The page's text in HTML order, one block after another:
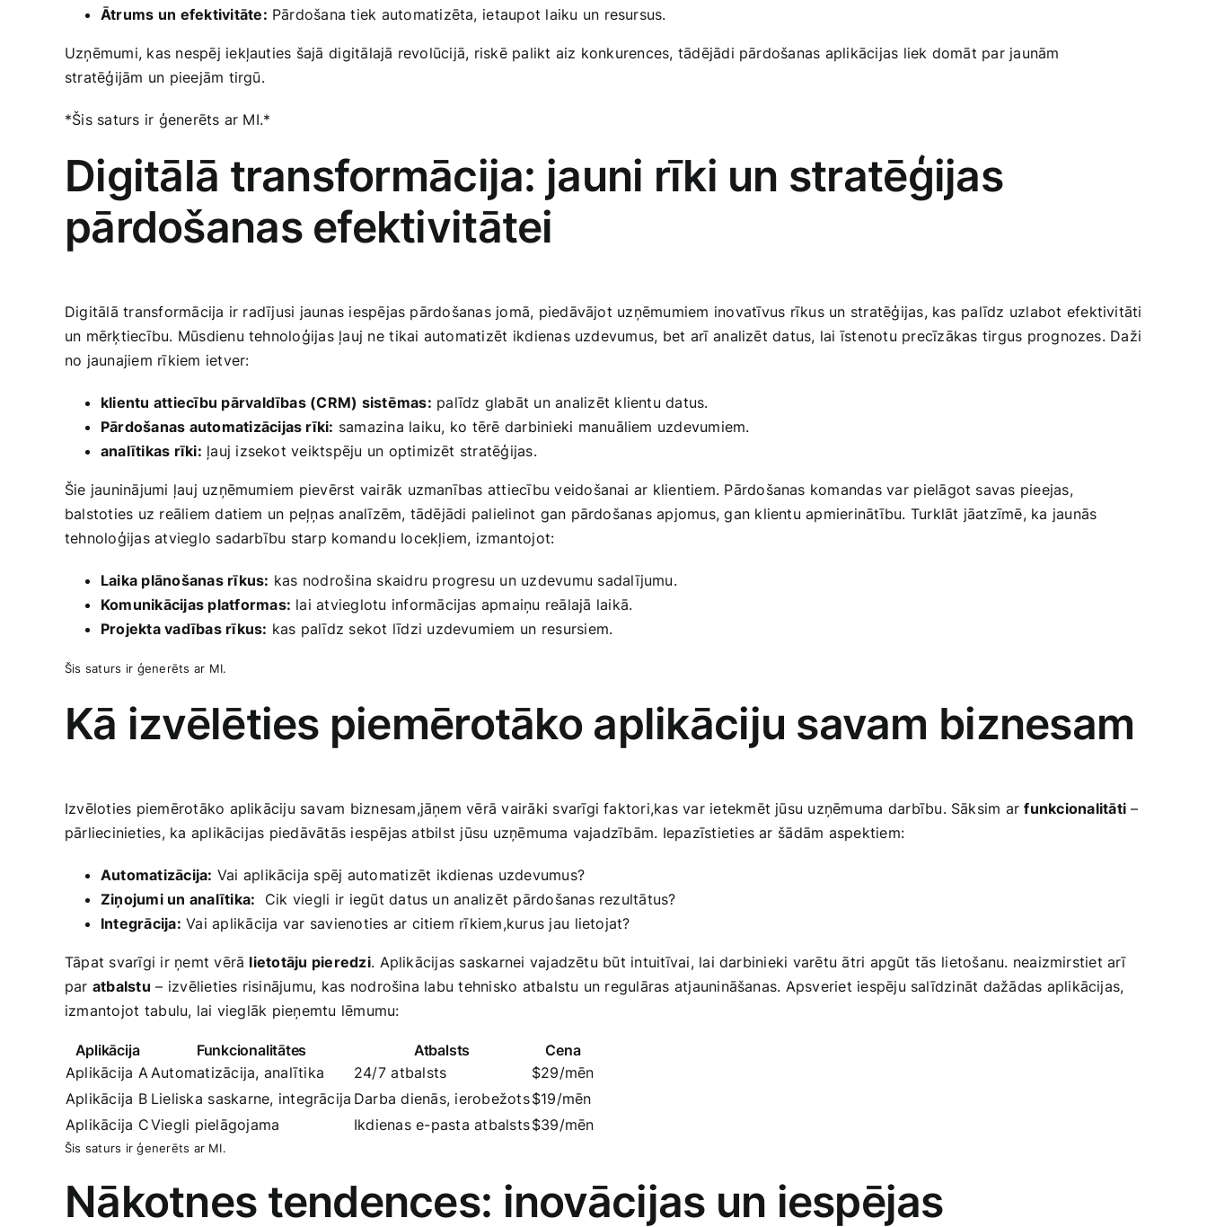
Ātrums un ⁢efektivitāte: Pārdošana tiek automatizēta, ⁤ietaupot laiku un​ resursus.
Uzņēmumi, kas nespēj iekļauties šajā ⁢digitālajā revolūcijā, riskē ‌palikt aiz konkurences, tādējādi pārdošanas ‍aplikācijas liek domāt par​ jaunām
stratēģijām un pieejām tirgū.
*Šis ‌saturs ir​ ģenerēts ar MI.*
Digitālā transformācija: jauni rīki un stratēģijas
pārdošanas ​efektivitātei
Digitālā‍ transformācija ‍ir radījusi jaunas iespējas pārdošanas jomā, piedāvājot uzņēmumiem ‍inovatīvus ⁢rīkus un ‍stratēģijas, kas ⁢palīdz uzlabot​ efektivitāti
un​ mērķtiecību. Mūsdienu tehnoloģijas ļauj ne ⁤tikai automatizēt ⁢ikdienas uzdevumus, bet ⁢arī ⁢analizēt datus, lai īstenotu⁤ precīzākas tirgus prognozes. Daži
no jaunajiem rīkiem ietver:
klientu attiecību pārvaldības (CRM)‌ sistēmas: palīdz glabāt un analizēt klientu datus.
Pārdošanas automatizācijas rīki: samazina laiku, ⁤ko tērē ‌darbinieki manuāliem uzdevumiem.
analītikas rīki: ļauj ‌izsekot veiktspēju un optimizēt stratēģijas.
Šie jauninājumi ļauj uzņēmumiem pievērst vairāk uzmanības attiecību ‌veidošanai ar klientiem. Pārdošanas komandas var ⁣pielāgot savas pieejas,
balstoties uz reāliem datiem un peļņas analīzēm, tādējādi palielinot gan pārdošanas apjomus, gan klientu apmierinātību. Turklāt jāatzīmē, ka jaunās
tehnoloģijas atvieglo ‍sadarbību starp komandu locekļiem, izmantojot:
Laika plānošanas rīkus: ‍kas⁣ nodrošina skaidru progresu un uzdevumu‌ sadalījumu.
Komunikācijas ‍platformas: lai atvieglotu informācijas apmaiņu reālajā‍ laikā.
Projekta vadības rīkus: kas palīdz sekot līdzi uzdevumiem un ⁣resursiem.
Šis saturs ir ⁢ģenerēts ar⁤ MI.
Kā izvēlēties ‌piemērotāko aplikāciju savam biznesam
Izvēloties piemērotāko aplikāciju savam biznesam,jāņem vērā vairāki‌ svarīgi ‍faktori,kas ‌var‌ ietekmēt jūsu uzņēmuma⁢ darbību. Sāksim arfunkcionalitāti –
pārliecinieties, ka aplikācijas piedāvātās iespējas atbilst jūsu uzņēmuma ‌vajadzībām. Iepazīstieties ar ⁢šādām aspektiem:
Automatizācija: ‌Vai aplikācija spēj automatizēt ikdienas uzdevumus?
Ziņojumi un ‌analītika: ⁢ Cik viegli ir ⁤iegūt datus un analizēt pārdošanas rezultātus?
Integrācija: Vai aplikācija ⁣var savienoties ar citiem rīkiem,kurus jau ⁣lietojat?
Tāpat svarīgi ir ņemt vērā‌ lietotāju pieredzi. ⁢Aplikācijas saskarnei vajadzētu būt intuitīvai, lai darbinieki varētu ​ātri apgūt tās⁢ lietošanu. neaizmirstiet arī
par atbalstu – ⁢izvēlieties risinājumu, ⁣kas nodrošina labu tehnisko atbalstu un regulāras atjaunināšanas. Apsveriet iespēju ‌salīdzināt dažādas aplikācijas,
‍izmantojot ⁤tabulu, lai vieglāk pieņemtu lēmumu:
Aplikācija Funkcionalitātes Atbalsts
Cena
Aplikācija A Automatizācija, analītika 24/7 ⁤atbalsts
$29/mēn
Aplikācija B Lieliska ⁣saskarne, integrācija Darba dienās, ierobežots$19/mēn
Aplikācija CViegli pielāgojama Ikdienas e-pasta atbalsts$39/mēn
Šis saturs ir ģenerēts ar​ MI.
Nākotnes tendences: inovācijas un iespējas